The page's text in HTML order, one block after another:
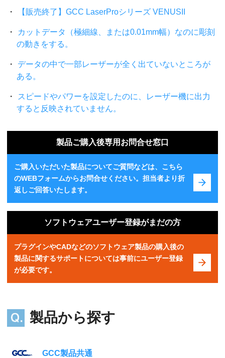
【販売終了】GCC LaserProシリーズ VENUSII
カットデータ（極細線、または0.01mm幅）なのに彫刻
の動きをする。
データの中で一部レーザーが全く出ていないところが
ある。
スピードやパワーを設定したのに、レーザー機に出力
すると反映されていません。
製品ご購入後専用お問合せ窓口
ご購入いただいた製品についてご質問などは、こちら
のWEBフォームからお問合せください。担当者より折
返しご回答いたします。
ソフトウェアユーザー登録がまだの方
プラグインやCADなどのソフトウェア製品の購入後の
製品に関するサポートについては事前にユーザー登録
が必要です。
製品から探す
GCC製品共通